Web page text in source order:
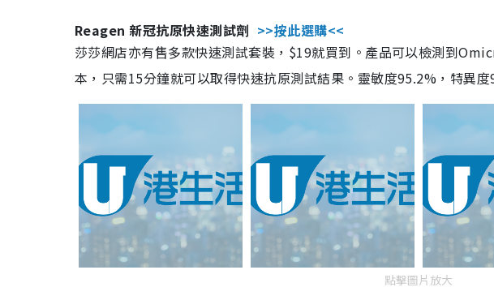
Reagen 新冠抗原快速測試劑 >>按此選購<<
莎莎網店亦有售多款快速測試套裝，$19就買到。產品可以檢測到
本，只需15分鐘就可以取得快速抗原測試結果。靈敏度95.2%，特異度
點擊圖片放大